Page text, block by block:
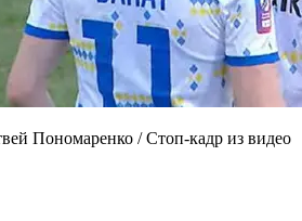
Пономаренко / Стоп-кадр из видео